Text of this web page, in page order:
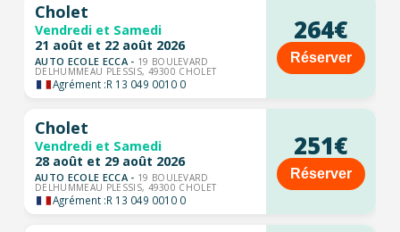
Cholet
Vendredi et Samedi
21 août et 22 août 2026
AUTO ECOLE ECCA - 19 BOULEVARD
DELHUMMEAU PLESSIS, 49300 CHOLET
Agrément :R 13 049 0010 0
264€
Réserver
Cholet
Vendredi et Samedi
28 août et 29 août 2026
AUTO ECOLE ECCA - 19 BOULEVARD
DELHUMMEAU PLESSIS, 49300 CHOLET
Agrément :R 13 049 0010 0
251€
Réserver